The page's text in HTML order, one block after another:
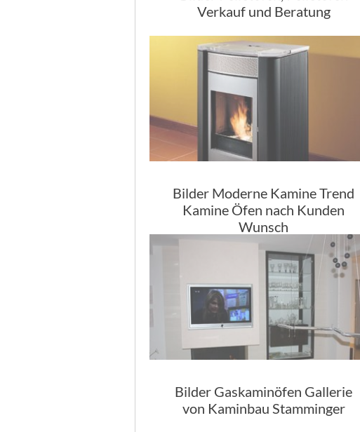
Verkauf und Beratung
Bilder Moderne Kamine Trend
Kamine Öfen nach Kunden
Wunsch
Bilder Gaskaminöfen Gallerie
von Kaminbau Stamminger